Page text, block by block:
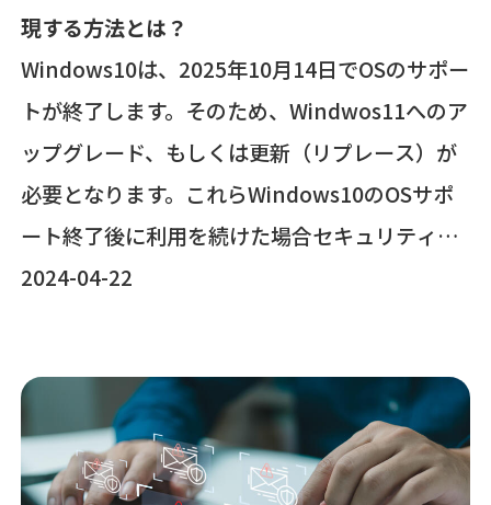
現する方法とは？
Windows10は、2025年10月14日でOSのサポー
トが終了します。そのため、Windwos11へのア
ップグレード、もしくは更新（リプレース）が
必要となります。これらWindows10のOSサポ
ート終了後に利用を続けた場合セキュリティリ
スクが増加してしまいます。とはいっても、
客様も多いと思います。本ブログでは、
Microsoft365を活用して、PCのキッティング
作業、運用管理を効率化する方法を解説しま
2024-04-22